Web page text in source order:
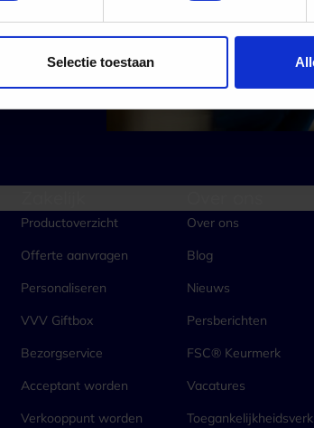
Selectie toestaan
Aanmelden
Productoverzicht
Offerte aanvragen
Personaliseren
VVV Giftbox
Bezorgservice
Acceptant worden
Verkooppunt worden
Over ons
Blog
Nieuws
Persberichten
FSC® Keurmerk
Vacatures